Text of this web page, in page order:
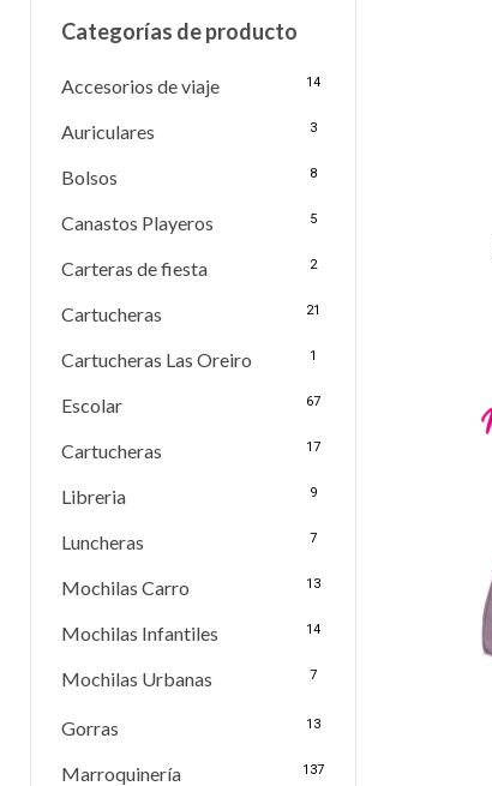
Categorías de producto
Accesorios de viaje 14
Auriculares 3
Bolsos 8
Canastos Playeros 5
Carteras de fiesta 2
Cartucheras 21
Cartucheras Las Oreiro 1
Escolar 67
Cartucheras 17
Libreria 9
Luncheras 7
Mochilas Carro 13
Mochilas Infantiles 14
Mochilas Urbanas 7
Gorras 13
Marroquinería 137